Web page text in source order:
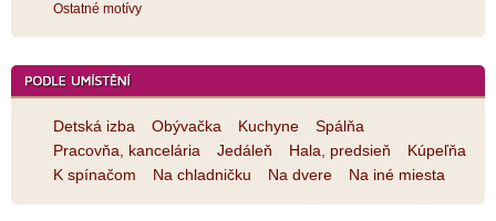
Ostatné motívy
Detská izba Obývačka Kuchyne
Spálňa
Pracovňa, kancelária
Jedáleň Hala, predsieň
Kúpeľňa
K spínačom
Na chladničku Na dvere Na iné miesta